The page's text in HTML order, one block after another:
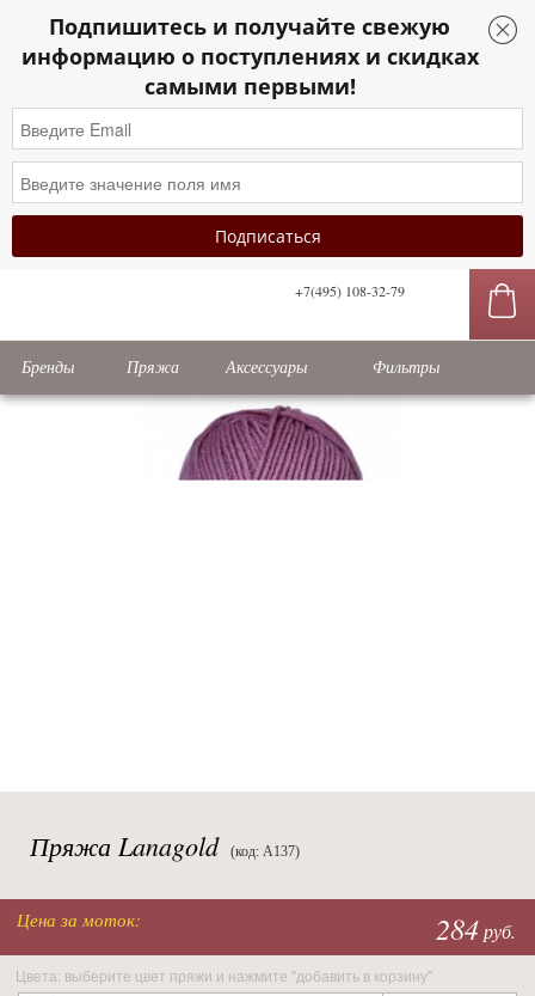
Подпишитесь и получайте свежую
информацию о поступлениях и скидках
самыми первыми!
+7(495) 108-32-79
Бренды Пряжа Аксессуары Фильтры
Пряжа Lanagold (код: A137)
Цена за моток: 284руб.
Цвета: выберите цвет пряжи и нажмите "добавить в корзину"